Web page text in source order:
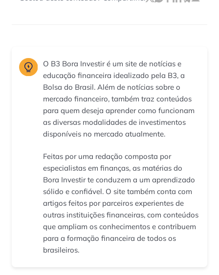
O B3 Bora Investir é um site de notícias e
educação financeira idealizado pela B3, a
Bolsa do Brasil. Além de notícias sobre o
mercado financeiro, também traz conteúdos
para quem deseja aprender como funcionam
as diversas modalidades de investimentos
disponíveis no mercado atualmente.
Feitas por uma redação composta por
especialistas em finanças, as matérias do
Bora Investir te conduzem a um aprendizado
sólido e confiável. O site também conta com
artigos feitos por parceiros experientes de
outras instituições financeiras, com conteúdos
que ampliam os conhecimentos e contribuem
para a formação financeira de todos os
brasileiros.